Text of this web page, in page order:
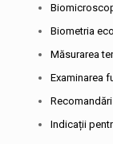
Biometria
Măsurarea
Examinarea
Indicații